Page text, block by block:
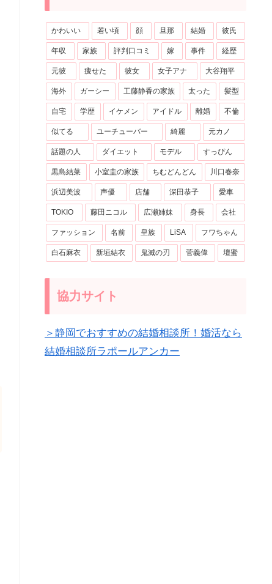
かわいい 若い頃 顔 旦那 結婚 彼氏
年収 家族 評判口コミ 嫁 事件 経歴
元彼 痩せた 彼女 女子アナ 大谷翔平
海外 ガーシー 工藤静香の家族 太った 髪型
自宅 学歴 イケメン アイドル 離婚 不倫
似てる ユーチューバー 綺麗 元カノ
話題の人 ダイエット モデル すっぴん
黒島結菜 小室圭の家族 ちむどんどん 川口春奈
浜辺美波 声優 店舗 深田恭子 愛車
TOKIO 藤田ニコル 広瀬姉妹 身長 会社
ファッション 名前 皇族 LiSA フワちゃん
白石麻衣 新垣結衣 鬼滅の刃 菅義偉 壇蜜
協力サイト
＞静岡でおすすめの結婚相談所！婚活なら
結婚相談所ラポールアンカー